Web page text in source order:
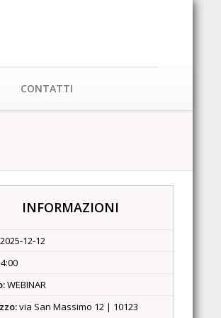
CONTATTI
INFORMAZIONI
2025-12-12
WEBINAR
via San Massimo 12 | 10123